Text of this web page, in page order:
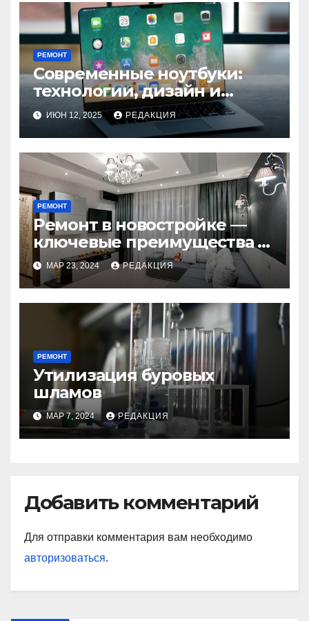
РЕМОНТ
Современные ноутбуки:
технологии, дизайн и
будущее мобильных
устройств
ИЮН 12, 2025 РЕДАКЦИЯ
РЕМОНТ
Ремонт в новостройке —
ключевые преимущества и
недостатки под
руководством специалиста
МАР 23, 2024 РЕДАКЦИЯ
РЕМОНТ
Утилизация буровых
шламов
МАР 7, 2024 РЕДАКЦИЯ
Добавить комментарий
Для отправки комментария вам необходимо
авторизоваться.